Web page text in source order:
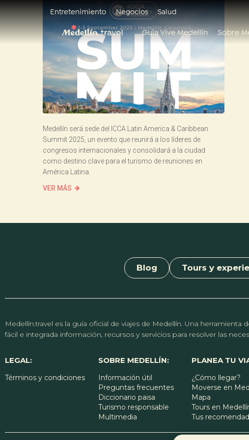
Entretenimiento Negocios Salud
Guía Vive Medellín Sobre
Medellín será sede del ICCA Latin America & Caribbean
Summit 2025, un evento que reunirá a los líderes de
congresos internacionales y consolidará a la ciudad
como destino clave para el turismo de reuniones en
América Latina.
VER MÁS
Blog Tours y
Medellín.travel es la guía oficial de viajes de Medellín. Una
fácil e integrada información, recursos y servicios para resolver las
LEGAL:
Términos y condiciones
SOBRE MEDELLÍN:
Información útil
Preguntas frecuentes
Diccionario paisa
Turismo responsable
Multimedia
PLANEA TU
¿Cómo llegar?
Moverse en
Mapa
Tours en
Tus